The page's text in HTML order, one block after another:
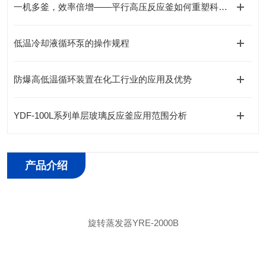
一机多釜，效率倍增——平行高压反应釜如何重塑科研实验新范式
低温冷却液循环泵的操作规程
防爆高低温循环装置在化工行业的应用及优势
YDF-100L系列单层玻璃反应釜应用范围分析
产品介绍
旋转蒸发器YRE-2000B